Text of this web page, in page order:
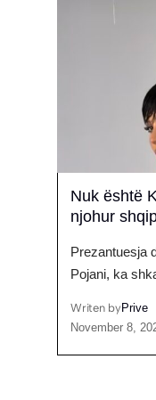
Nuk është
njohur
Prezantuesja
Pojani, ka
Writen byPrive
November 8,